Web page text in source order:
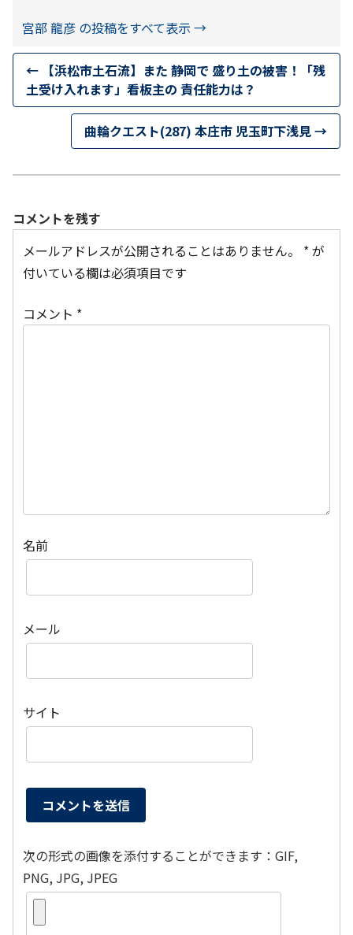
宮部 龍彦 の投稿をすべて表示 →
← 【浜松市土石流】また 静岡で 盛り土の被害！「残
土受け入れます」看板主の 責任能力は？
曲輪クエスト(287) 本庄市 児玉町下浅見→
コメントを残す
メールアドレスが公開されることはありません。
*が
付いている欄は必須項目です
コメント *
名前
メール
サイト
次の形式の画像を添付することができます：GIF,
PNG, JPG, JPEG